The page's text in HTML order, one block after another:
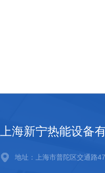
上海新宁热能设备
地址：上海市普陀区交通路